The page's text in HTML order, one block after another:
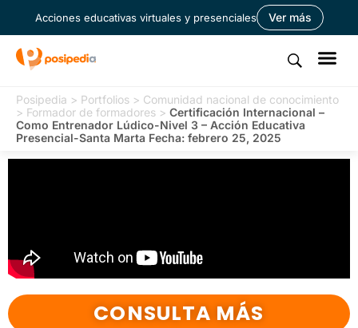
Acciones educativas virtuales y presenciales Ver más
Posipedia > Portfolios > Comunidad nacional de conocimiento
> Formador de formadores > Certificación Internacional –
Como Entrenador Lúdico-Nivel 3 – Acción Educativa
Presencial-Santa Marta Fecha: febrero 25, 2025
CONSULTA MÁS